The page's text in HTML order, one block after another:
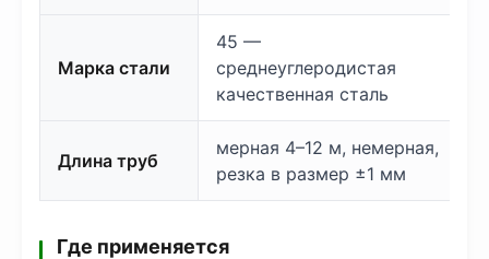
Марка стали
45 —
среднеуглеродистая
качественная сталь
Длина труб
мерная 4–12 м, немерная,
резка в размер ±1 мм
Где применяется